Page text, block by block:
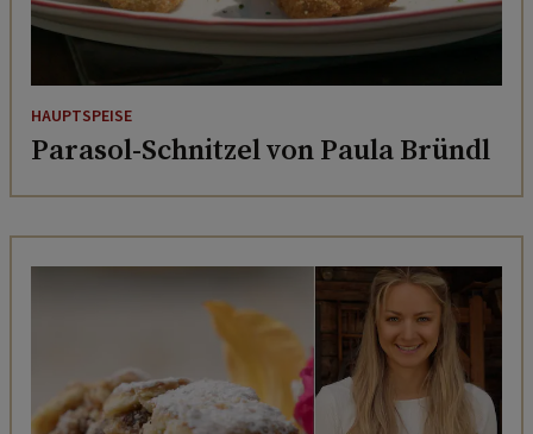
HAUPTSPEISE
Parasol-Schnitzel von Paula Bründl